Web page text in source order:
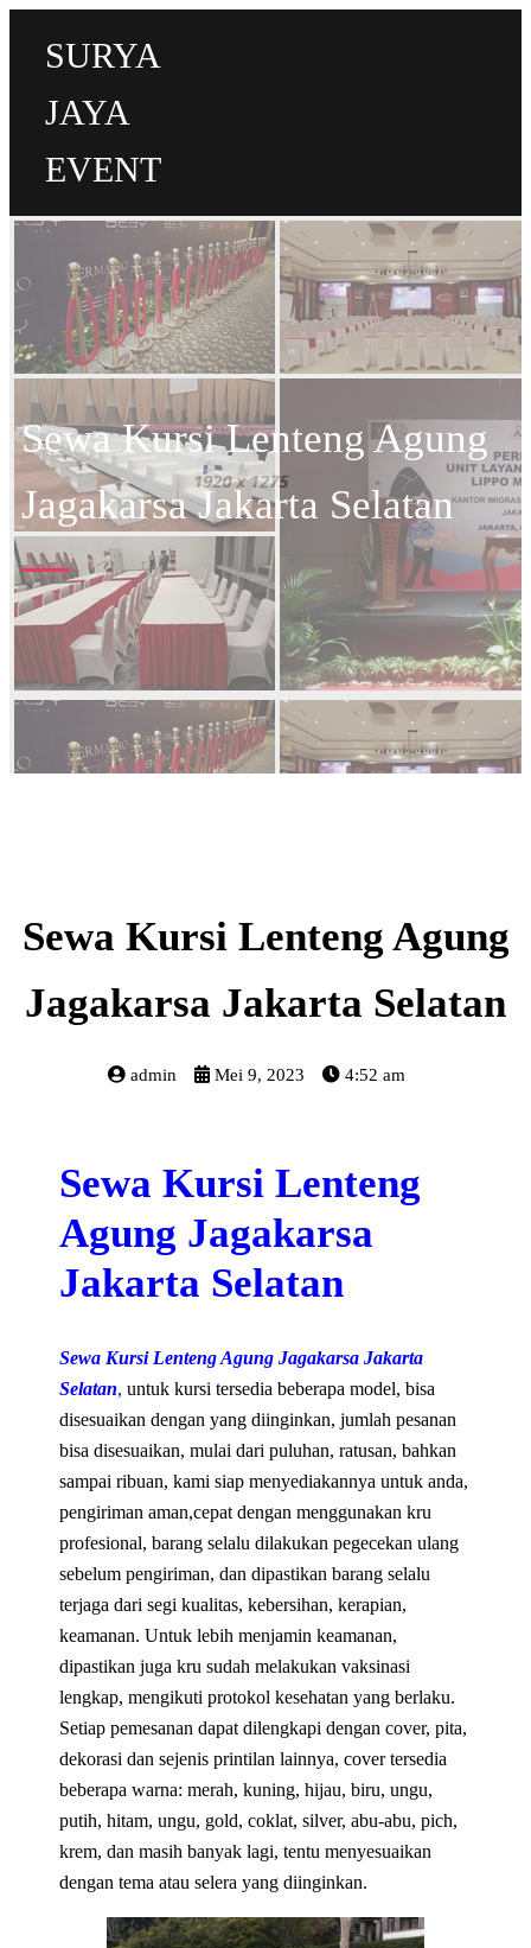
SURYA
JAYA
EVENT
Sewa Kursi Lenteng Agung
Jagakarsa Jakarta Selatan
Sewa Kursi Lenteng Agung
Jagakarsa Jakarta Selatan
admin Mei 9, 2023 4:52 am
Sewa Kursi Lenteng
Agung Jagakarsa
Jakarta Selatan
Sewa Kursi Lenteng Agung Jagakarsa Jakarta
Selatan, untuk kursi tersedia beberapa model, bisa
disesuaikan dengan yang diinginkan, jumlah pesanan
bisa disesuaikan, mulai dari puluhan, ratusan, bahkan
sampai ribuan, kami siap menyediakannya untuk anda,
pengiriman aman,cepat dengan menggunakan kru
profesional, barang selalu dilakukan pegecekan ulang
sebelum pengiriman, dan dipastikan barang selalu
terjaga dari segi kualitas, kebersihan, kerapian,
keamanan. Untuk lebih menjamin keamanan,
dipastikan juga kru sudah melakukan vaksinasi
lengkap, mengikuti protokol kesehatan yang berlaku.
Setiap pemesanan dapat dilengkapi dengan cover, pita,
dekorasi dan sejenis printilan lainnya, cover tersedia
beberapa warna: merah, kuning, hijau, biru, ungu,
putih, hitam, ungu, gold, coklat, silver, abu-abu, pich,
krem, dan masih banyak lagi, tentu menyesuaikan
dengan tema atau selera yang diinginkan.